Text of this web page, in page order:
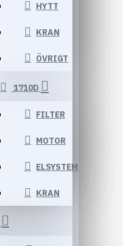
HYTT
KRAN
ÖVRIGT
1710D
FILTER
MOTOR
ELSYSTEM
KRAN